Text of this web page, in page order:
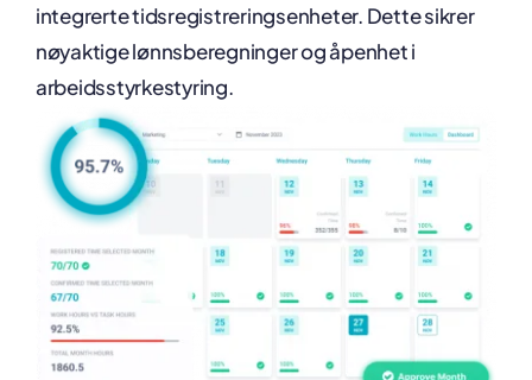
integrerte tidsregistreringsenheter. Dette sikrer
nøyaktige lønnsberegninger og åpenhet i
arbeidsstyrkestyring.